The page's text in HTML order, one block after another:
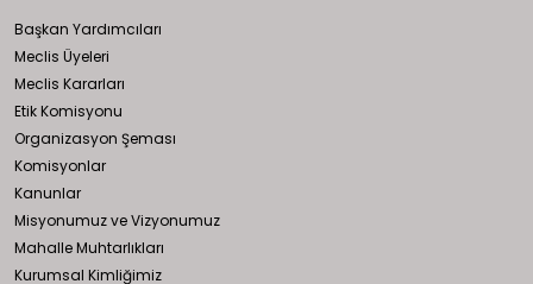
Başkan Yardımcıları
Meclis Üyeleri
Meclis Kararları
Etik Komisyonu
Organizasyon Şeması
Komisyonlar
Kanunlar
Misyonumuz ve Vizyonumuz
Mahalle Muhtarlıkları
Kurumsal Kimliğimiz